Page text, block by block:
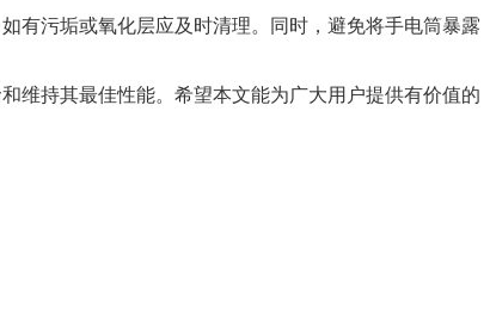
有污垢或氧化层应及时清理。同时，避免将手电筒暴露
维持其最佳性能。希望本文能为广大用户提供有价值的